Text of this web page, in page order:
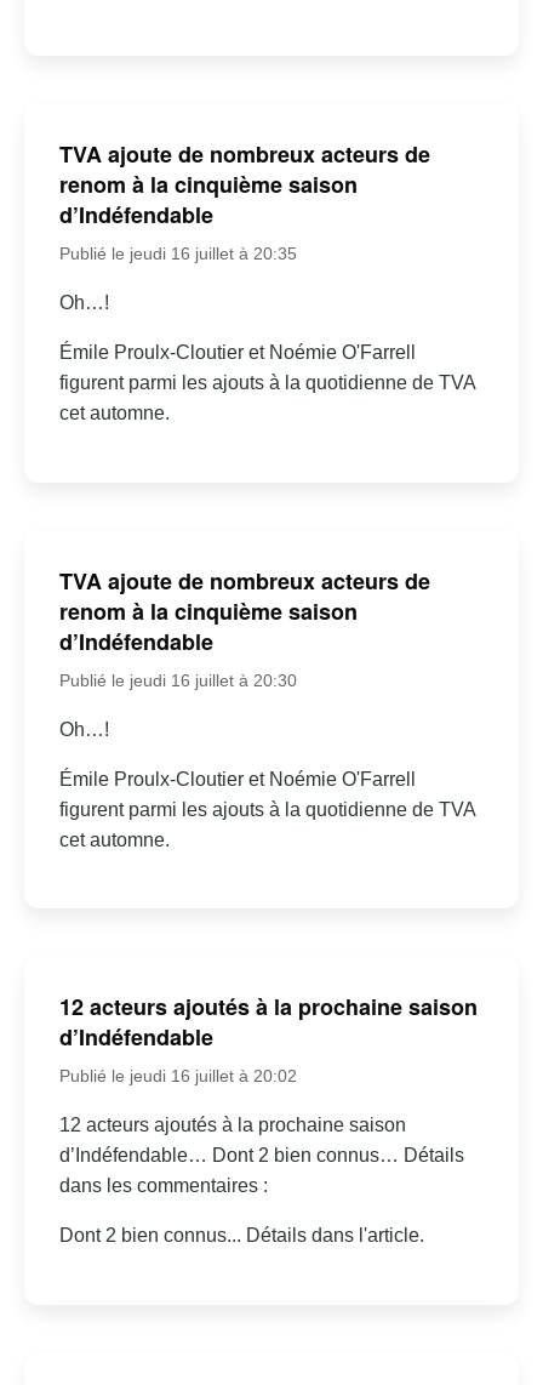
TVA ajoute de nombreux acteurs de
renom à la cinquième saison
d’Indéfendable
Publié le jeudi 16 juillet à 20:35
Oh…!
Émile Proulx-Cloutier et Noémie O'Farrell
figurent parmi les ajouts à la quotidienne de TVA
cet automne.
TVA ajoute de nombreux acteurs de
renom à la cinquième saison
d’Indéfendable
Publié le jeudi 16 juillet à 20:30
Oh…!
Émile Proulx-Cloutier et Noémie O'Farrell
figurent parmi les ajouts à la quotidienne de TVA
cet automne.
12 acteurs ajoutés à la prochaine saison
d’Indéfendable
Publié le jeudi 16 juillet à 20:02
12 acteurs ajoutés à la prochaine saison
d’Indéfendable… Dont 2 bien connus… Détails
dans les commentaires :
Dont 2 bien connus... Détails dans l'article.